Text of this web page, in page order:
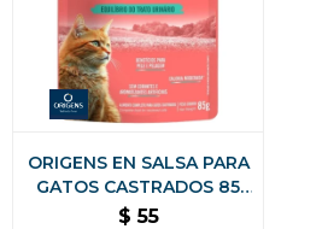
ORIGENS EN SALSA PARA
GATOS CASTRADOS 85
GR. - TRACTO URINARIO
$ 55